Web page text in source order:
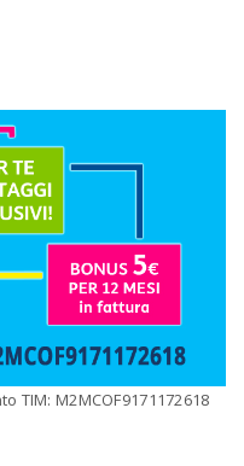
TIM: M2MCOF9171172618